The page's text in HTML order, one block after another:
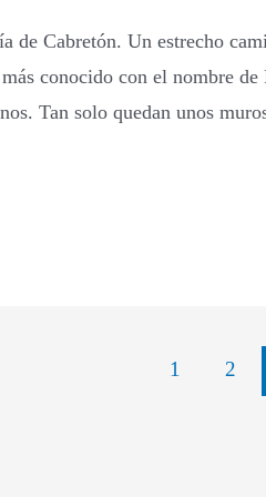
de Cabretón. Un estrecho
conocido con el nombre
Tan solo quedan unos
1 2